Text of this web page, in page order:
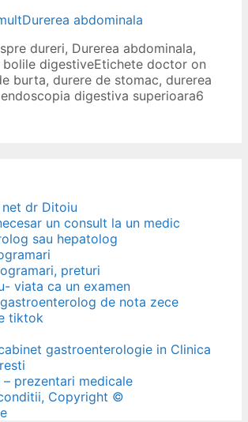
Durerea abdominala
dureri, Durerea abdominala,
bolile digestiveEtichete doctor on
burta, durere de stomac, durerea
endoscopia digestiva superioara6
dr Ditoiu
un consult la un medic
sau hepatolog
preturi
viata ca un examen
de nota zece
tiktok
gastroenterologie in Clinica
– prezentari medicale
Copyright ©